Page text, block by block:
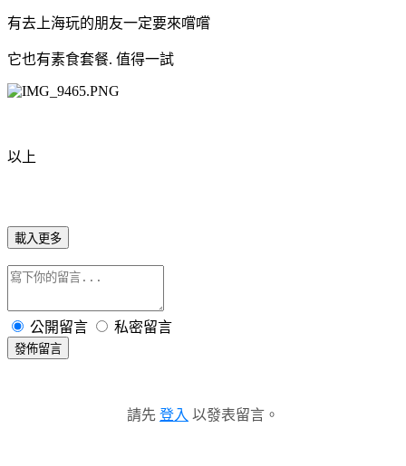
有去上海玩的朋友一定要來嚐嚐
它也有素食套餐. 值得一試
以上
載入更多
公開留言 私密留言
發佈留言
請先 登入 以發表留言。